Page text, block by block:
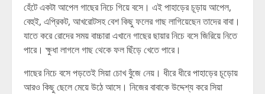
হেঁটে একটা আপেল গাছের নিচে গিয়ে বসে। এই পাহাড়ের চূড়ায় আপেল,
বেহুই, এপ্রিকট, আখরোটসহ বেশ কিছু ফলের গাছ লাগিয়েছেন তাদের বাবা।
যাতে করে রোদের সময় বাচ্চারা এখানে গাছের ছায়ার নিচে বসে জিরিয়ে নিতে
পারে। ক্ষুধা লাগলে গাছ থেকে ফল ছিঁড়ে খেতে পারে।
গাছের নিচে বসে পড়তেই সিয়া চোখ বুঁজে নেয়। ধীরে ধীরে পাহাড়ের চূড়োয়
আরও কিছু ছেলে মেয়ে উঠে আসে। নিজের বাবাকে উদ্দেশ্য করে সিয়া